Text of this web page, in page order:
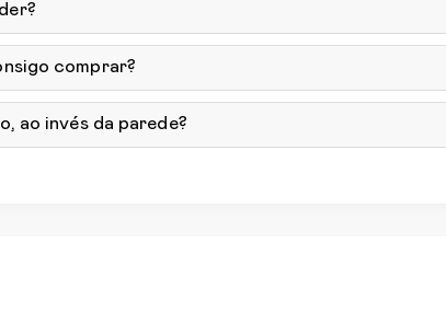
comprar?
ao invés da parede?